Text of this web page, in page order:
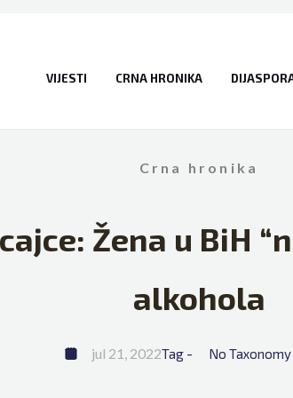
VIJESTI CRNA HRONIKA
Crna hronika
Žena u BiH
alkohola
jul 21, 2022Tag - No Taxonomy